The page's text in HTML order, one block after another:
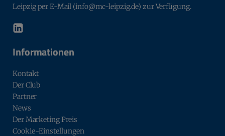
Leipzig per E-Mail (info@mc-leipzig.de) zur Verfügung.
Informationen
Kontakt
Der Club
Partner
News
Der Marketing Preis
Cookie-Einstellungen